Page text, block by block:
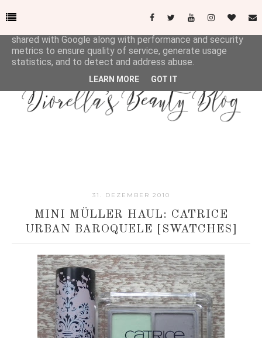
31. DEZEMBER 2010
MINI MÜLLER HAUL: CATRICE
URBAN BAROQUELE [SWATCHES]
This site uses cookies from Google to deliver its services
shared with Google along with performance and security
metrics to ensure quality of service, generate usage
statistics, and to detect and address abuse.
LEARN MORE GOT IT